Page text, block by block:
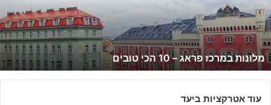
ת
ב
מ
ר
כ
ז
פ
מלונות במרכז פראג – 10 הכי טובים
עוד אטרקציות ביעד